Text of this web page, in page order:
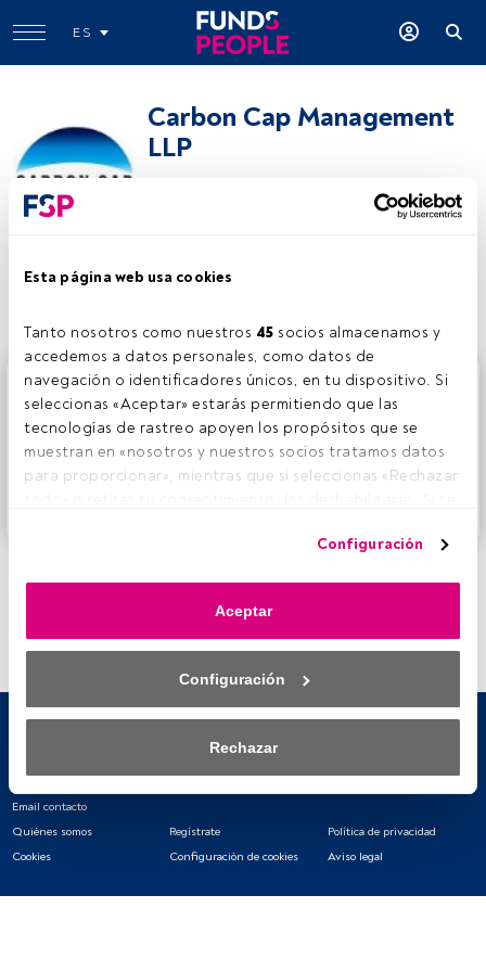
Esta página web usa cookies
Tanto nosotros como nuestros 45 socios almacenamos y
accedemos a datos personales, como datos de
navegación o identificadores únicos, en tu dispositivo. Si
seleccionas «Aceptar» estarás permitiendo que las
tecnologías de rastreo apoyen los propósitos que se
muestran en «nosotros y nuestros socios tratamos datos
para proporcionar», mientras que si seleccionas «Rechazar
anuncios que ves podrían dejar de ser relevantes para ti.
momento haciendo clic en el enlace «Preferencias de
privacidad» que aparece en la parte inferior de la página
la izquierda de la página web). Tus opciones tendrán
saber más, consulta nuestra política de privacidad.
datos para proporcionar:
activamente las características del dispositivo para su
identificación. Almacenar la información en un dispositivo
Configuración
Aceptar
Configuración
Rechazar
ES
Carbon Cap Management
LLP
Este es un artículo exclusivo para los usuarios registrados
de FundsPeople. Si ya estás registrado, accede desde el
botón Login. Si aún no tienes cuenta, te invitamos a
registrarte y disfrutar de todo el universo que ofrece
FundsPeople.
Email contacto
Quiénes somos
Regístrate
Política de privacidad
Cookies
Configuración de cookies Aviso legal